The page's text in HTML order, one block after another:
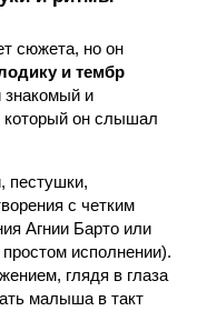
сюжета, но он
и тембр
знакомый и
который он слышал
пестушки,
с четким
Агнии Барто или
исполнении).
глядя в глаза
малыша в такт